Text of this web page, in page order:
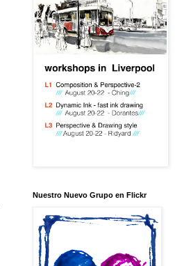
Nuestro Nuevo Grupo en Flickr